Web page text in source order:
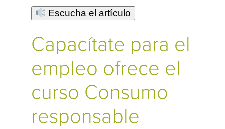
Escucha el artículo
Capacítate para el
empleo ofrece el
curso Consumo
responsable